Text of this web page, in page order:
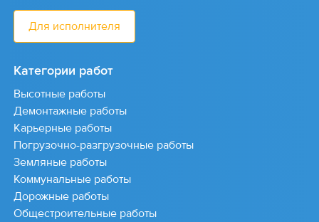
Для исполнителя
Категории работ
Высотные работы
Демонтажные работы
Карьерные работы
Погрузочно-разгрузочные работы
Земляные работы
Коммунальные работы
Дорожные работы
Общестроительные работы